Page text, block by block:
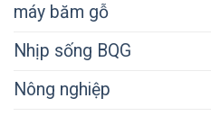
máy băm gỗ
Nhịp sống BQG
Nông nghiệp